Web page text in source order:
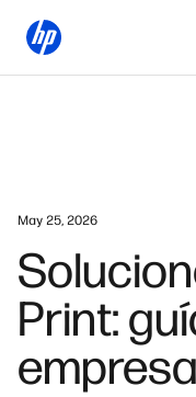
May 25, 2026
Print: